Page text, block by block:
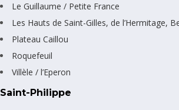
Le Guillaume / Petite France
Les Hauts de Saint-Gilles, de l’Hermitage,
Plateau Caillou
Roquefeuil
Villèle / l’Eperon
Saint-Philippe